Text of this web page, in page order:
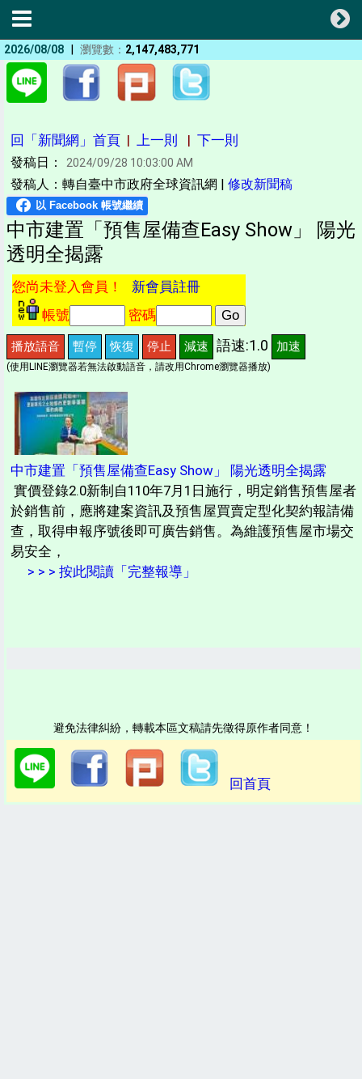
2026/08/08 | 瀏覽數： 2,147,483,771
回「新聞網」首頁 | 上一則 | 下一則
發稿日： 2024/09/28 10:03:00 AM
發稿人：轉自臺中市政府全球資訊網 | 修改新聞稿
中市建置「預售屋備查Easy Show」 陽光
透明全揭露
您尚未登入會員！ 新會員註冊
帳號
密碼
播放語音 暫停 恢復 停止 減速 語速:1.0 加速
(使用LINE瀏覽器若無法啟動語音，請改用Chrome瀏覽器播放)
中市建置「預售屋備查Easy Show」 陽光透明全揭露
實價登錄2.0新制自110年7月1日施行，明定銷售預售屋者
於銷售前，應將建案資訊及預售屋買賣定型化契約報請備
查，取得申報序號後即可廣告銷售。為維護預售屋市場交
易安全，
> > > 按此閱讀「完整報導」
避免法律糾紛，轉載本區文稿請先徵得原作者同意！
回首頁